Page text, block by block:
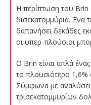
Η περίπτωση του Brin
δισεκατομμύρια. Ένα
δαπανήσει δεκάδες
οι υπερ-πλούσιοι
Ο Brin είναι απλά
το πλουσιότερο 1,6%
Σύμφωνα με
τρισεκατομμυρίων